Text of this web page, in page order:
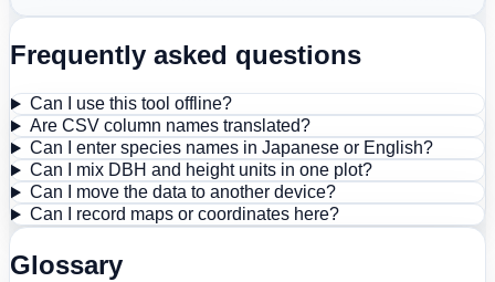
Frequently asked questions
Can I use this tool offline?
Are CSV column names translated?
Can I enter species names in Japanese or English?
Can I mix DBH and height units in one plot?
Can I move the data to another device?
Can I record maps or coordinates here?
Glossary